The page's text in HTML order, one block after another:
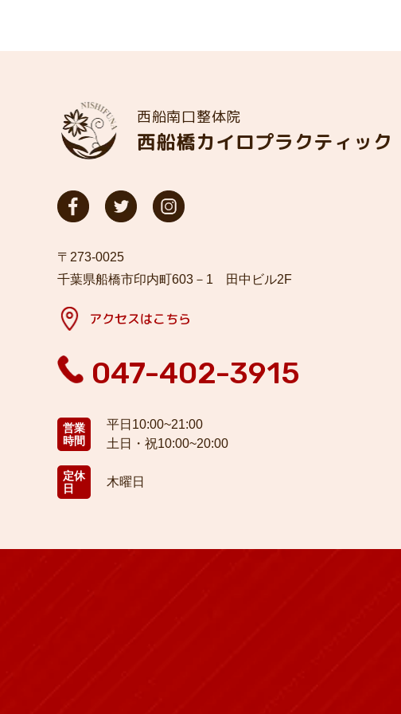
西船南口整体院
西船橋カイロプラクティック
〒273-0025
千葉県船橋市印内町603－1 田中ビル2F
アクセスはこちら
047-402-3915
営業
時間
平日10:00~21:00
土日・祝10:00~20:00
定休
日
木曜日